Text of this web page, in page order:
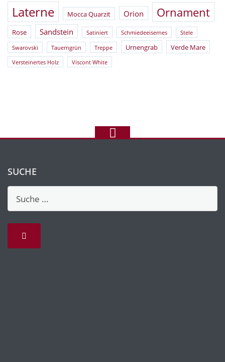
Laterne Mocca Quarzit Orion Ornament
Rose Sandstein Satiniert Schmiedeeisernes Stele
Swarovski Tauerngrün Treppe Urnengrab Verde Mare
Versteinertes Holz Viscont White
SUCHE